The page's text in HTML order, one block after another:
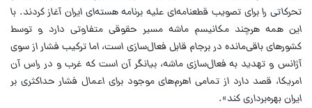
تحركاتی را برای تصویب قطعنامه‌ای علیه برنامه هسته‌ای ایران آغاز كردند. با
این همه هرچند مكانیسم ماشه مسیر حقوقی متفاوتی دارد و توسط
كشورهای باقی‌مانده در برجام قابل فعال‌سازی است، اما تركیب فشار از سوی
آژانس و تهدید به فعال‌سازی ماشه، بیانگر آن است كه غرب و در راس آن
امریكا، قصد دارد از تمامی اهرم‌های موجود برای اعمال فشار حداكثری بر
ایران بهره‌برداری كند».